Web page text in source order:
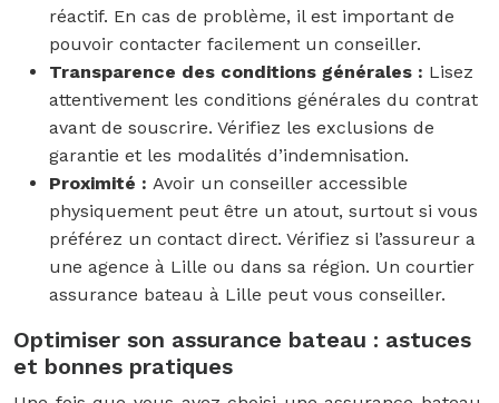
réactif. En cas de problème, il est important de
pouvoir contacter facilement un conseiller.
Transparence des conditions générales : Lisez
attentivement les conditions générales du contrat
avant de souscrire. Vérifiez les exclusions de
garantie et les modalités d’indemnisation.
Proximité : Avoir un conseiller accessible
physiquement peut être un atout, surtout si vous
préférez un contact direct. Vérifiez si l’assureur a
une agence à Lille ou dans sa région. Un courtier
assurance bateau à Lille peut vous conseiller.
Optimiser son assurance bateau : astuces
et bonnes pratiques